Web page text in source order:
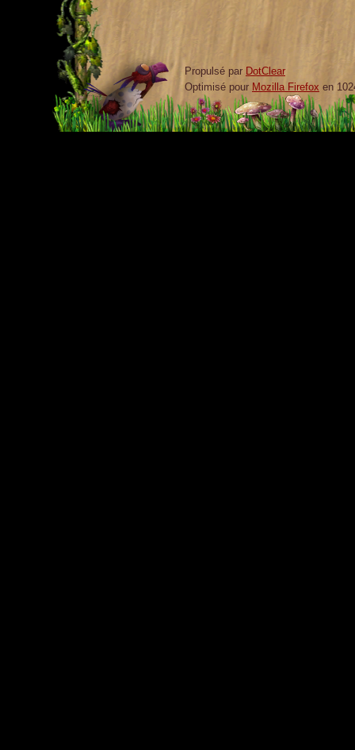
Propulsé par DotClear
Optimisé pour Mozilla Firefox en